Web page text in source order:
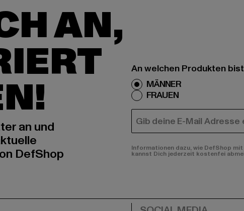
AN,
an und
DefShop
An welchen Produkten
MÄNNER
FRAUEN
E-MAIL
Informationen dazu, wie DefShop
kannst Dich jederzeit kostenfei